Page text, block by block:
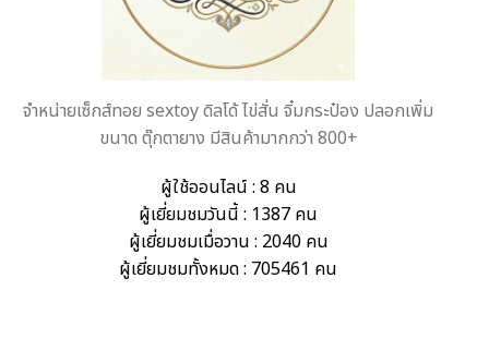
จำหน่ายเซ็กส์ทอย sextoy ดิลโด้ ไข่สั่น จิ๋มกระป๋อง ปลอกเพิ่ม
ขนาด ตุ๊กตายาง มีสินค้ามากกว่า 800+
ผู้ใช้ออนไลน์ : 8 คน
ผู้เยี่ยมชมวันนี้ : 1387 คน
ผู้เยี่ยมชมเมื่อวาน : 2040 คน
ผู้เยี่ยมชมทั้งหมด : 705461 คน